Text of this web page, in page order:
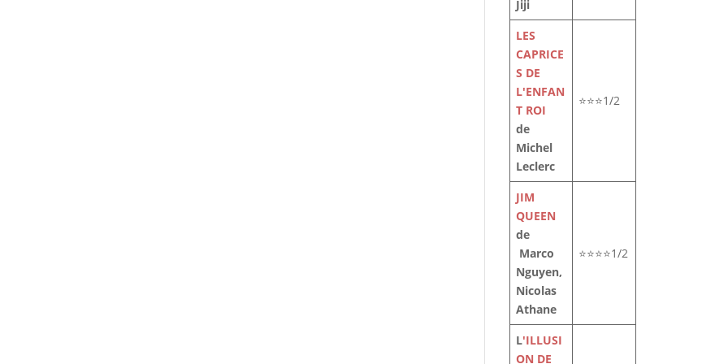
Jiji
LES
CAPRICE
S DE
L'ENFAN
T ROI
de
Michel
Leclerc
⭐⭐⭐1/2
JIM
QUEEN
de
Marco
Nguyen,
Nicolas
Athane
⭐⭐⭐⭐1/2
L'ILLUSI
ON DE